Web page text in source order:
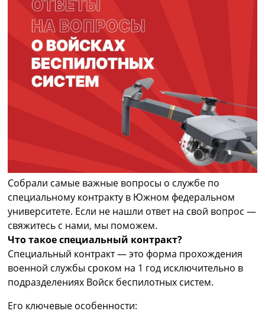
Собрали самые важные вопросы о службе по
специальному контракту в Южном федеральном
университете. Если не нашли ответ на свой вопрос —
свяжитесь с нами, мы поможем.
Что такое специальный контракт?
Специальный контракт — это форма прохождения
военной службы сроком на 1 год исключительно в
подразделениях Войск беспилотных систем.
Его ключевые особенности: